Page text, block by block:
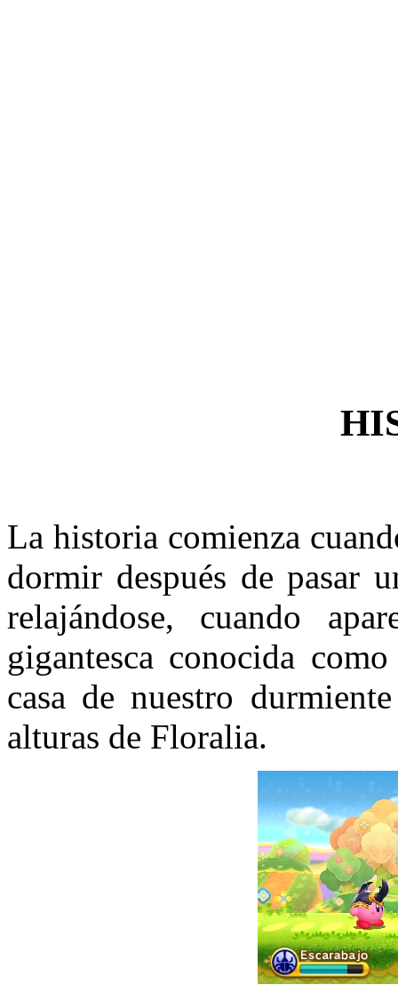
La historia comienza
dormir después de pasar
relajándose, cuando
gigantesca conocida
casa de nuestro
alturas de Floralia.